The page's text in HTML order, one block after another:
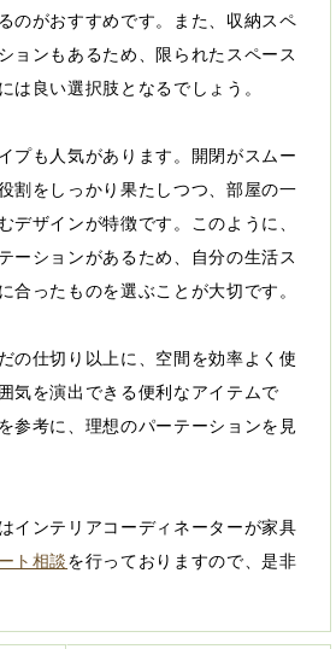
のがおすすめです。また、収納スペ
ョンもあるため、限られたスペース
は良い選択肢となるでしょう。
プも人気があります。開閉がスムー
割をしっかり果たしつつ、部屋の一
デザインが特徴です。このように、
ーションがあるため、自分の生活ス
合ったものを選ぶことが大切です。
の仕切り以上に、空間を効率よく使
気を演出できる便利なアイテムで
参考に、理想のパーテーションを見
インテリアコーディネーターが家具
ト相談 を行っておりますので、是非